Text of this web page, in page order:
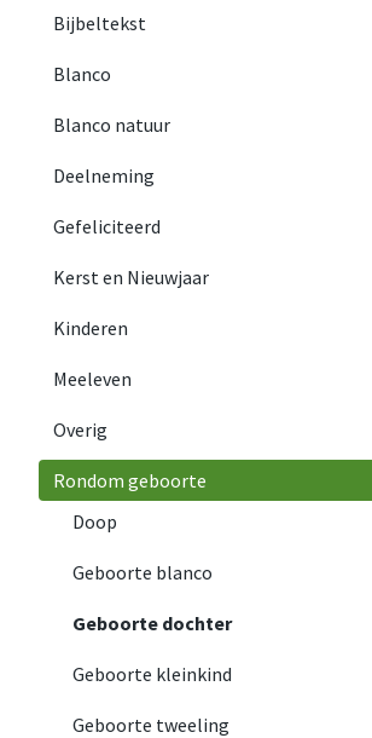
Bijbeltekst
Blanco
Blanco natuur
Deelneming
Gefeliciteerd
Kerst en Nieuwjaar
Kinderen
Meeleven
Overig
Rondom geboorte
Doop
Geboorte blanco
Geboorte dochter
Geboorte kleinkind
Geboorte tweeling